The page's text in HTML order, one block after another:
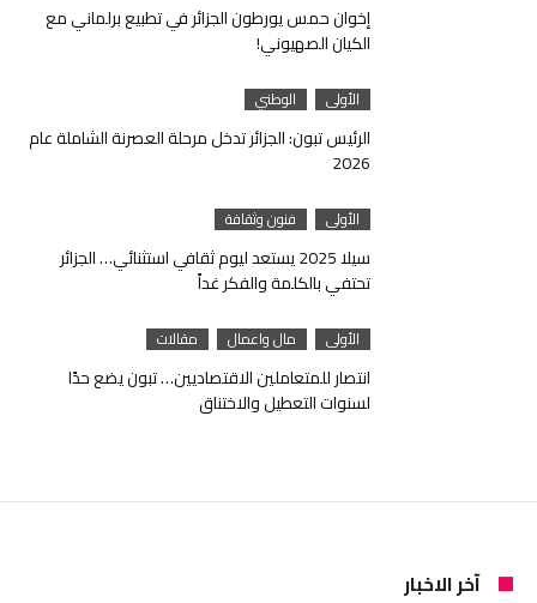
إخوان حمس يورطون الجزائر في تطبيع برلماني مع
الكيان الصهيوني!
الأولى الوطني
الرئيس تبون: الجزائر تدخل مرحلة العصرنة الشاملة عام
2026
الأولى فنون وثقافة
سيلا 2025 يستعد ليوم ثقافي استثنائي… الجزائر
تحتفي بالكلمة والفكر غداً
الأولى مال واعمال مقالات
انتصار للمتعاملين الاقتصاديين… تبون يضع حدًا
لسنوات التعطيل والاختناق
آخر الاخبار